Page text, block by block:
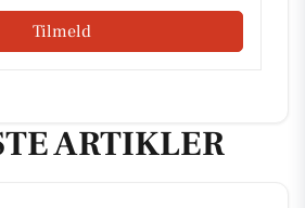
Tilmeld
ARTIKLER